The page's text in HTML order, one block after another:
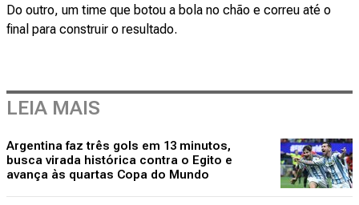
Do outro, um time que botou a bola no chão e correu até o
final para construir o resultado.
LEIA MAIS
Argentina faz três gols em 13 minutos,
busca virada histórica contra o Egito e
avança às quartas Copa do Mundo